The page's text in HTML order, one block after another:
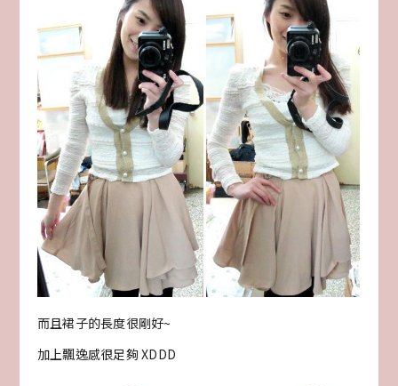
而且裙子的長度很剛好~
加上飄逸感很足夠 XDDD